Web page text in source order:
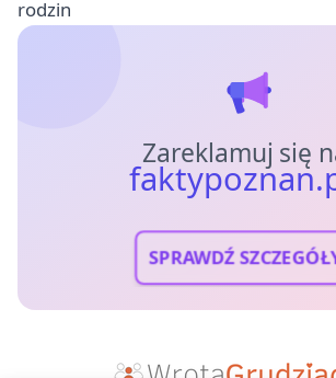
rodzin
Zareklamuj się
SPRAWDŹ